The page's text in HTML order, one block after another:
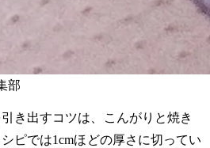
部
き出すコツは、こんがりと焼き
ピでは1cmほどの厚さに切ってい